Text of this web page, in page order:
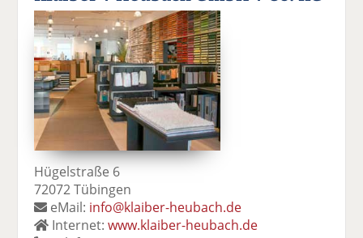
Hügelstraße 6
72072 Tübingen
eMail: info@klaiber-heubach.de
Internet:www.klaiber-heubach.de